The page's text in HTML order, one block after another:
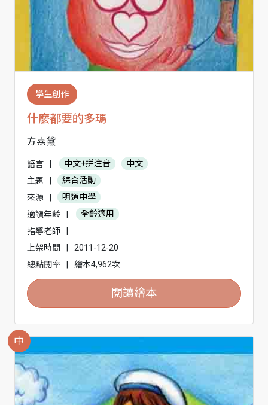
學生創作
什麼都要的多瑪
方嘉黛
語言 中文+拼注音
中文
主題
綜合活動
來源
明道中學
適讀年齡
全齡適用
指導老師
上架時間
2011-12-20
總點閱率
繪本4,962次
閱讀繪本
中